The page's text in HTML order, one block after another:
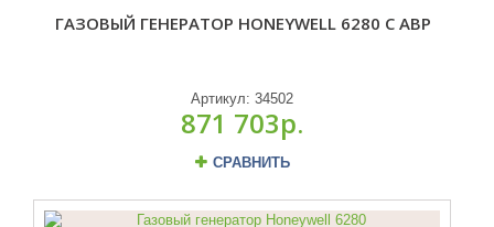
ГАЗОВЫЙ ГЕНЕРАТОР HONEYWELL 6280 С АВР
Артикул:34502
871 703р.
СРАВНИТЬ